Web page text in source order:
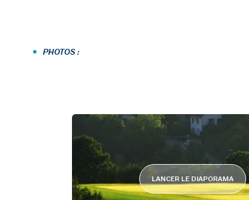
• PHOTOS :
LANCER LE DIAPORAMA